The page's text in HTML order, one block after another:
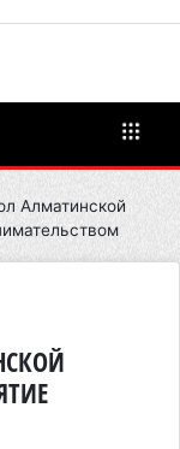
Алматинской